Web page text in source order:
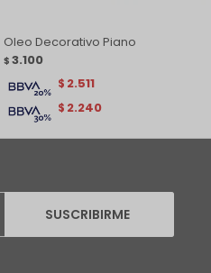
Oleo Decorativo Piano
$ 3.100
$ 2.240
$ 2.511
SUSCRIBIRME